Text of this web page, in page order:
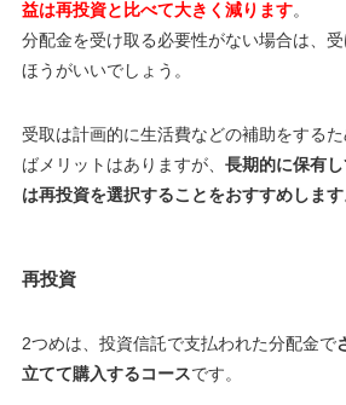
益は再投資と比べて大きく減ります。
分配金を受け取る必要性がない場合は、
ほうがいいでしょう。
受取は計画的に生活費などの補助をする
ばメリットはありますが、 長期的に保有
は再投資を選択することをおすすめします
再投資
2つめは、投資信託で支払われた分配金で
立てて購入するコースです。